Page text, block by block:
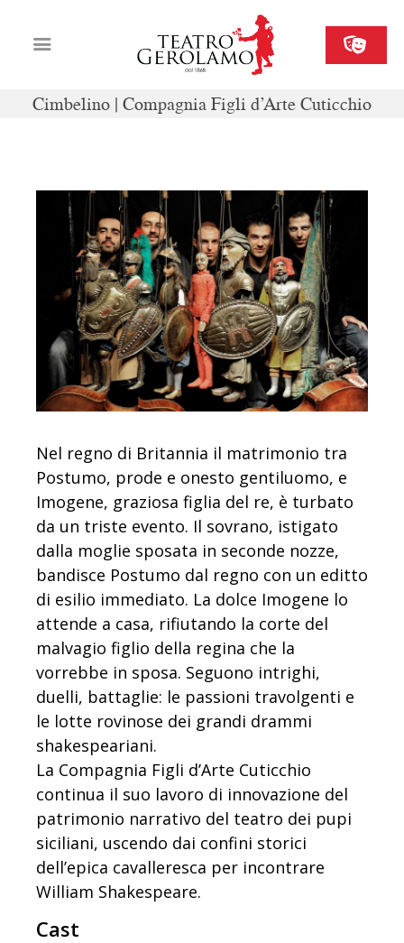
Cimbelino | Compagnia Figli d’Arte Cuticchio
Il Gerolamo
Organizza il tuo evento
Contatti
Nel regno di Britannia il matrimonio tra
Postumo, prode e onesto gentiluomo, e
Imogene, graziosa figlia del re, è turbato
da un triste evento. Il sovrano, istigato
dalla moglie sposata in seconde nozze,
bandisce Postumo dal regno con un editto
di esilio immediato. La dolce Imogene lo
attende a casa, rifiutando la corte del
malvagio figlio della regina che la
vorrebbe in sposa. Seguono intrighi,
duelli, battaglie: le passioni travolgenti e
le lotte rovinose dei grandi drammi
shakespeariani.
La Compagnia Figli d’Arte Cuticchio
continua il suo lavoro di innovazione del
patrimonio narrativo del teatro dei pupi
siciliani, uscendo dai confini storici
dell’epica cavalleresca per incontrare
William Shakespeare.
Cast